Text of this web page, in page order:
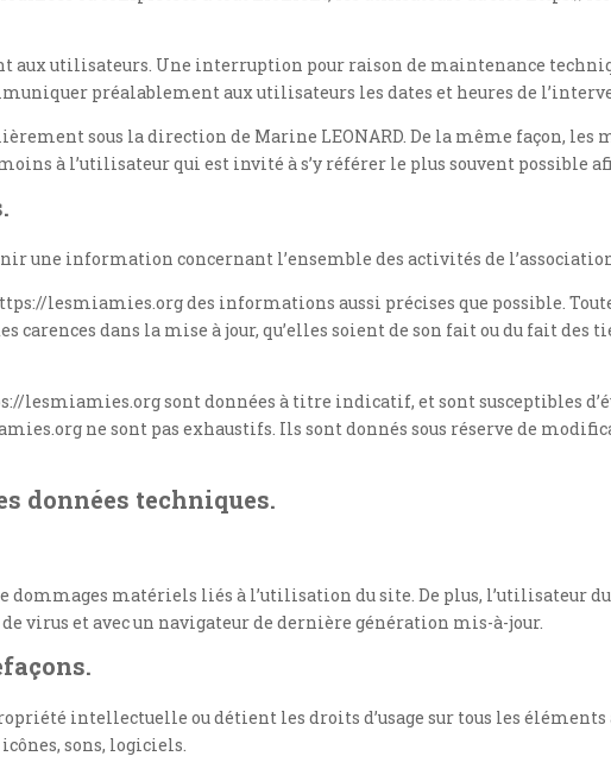
aux utilisateurs. Une interruption pour raison de maintenance
préalablement aux utilisateurs les dates et heures de
sous la direction de Marine LEONARD. De la même façon, les
à l’utilisateur qui est invité à s’y référer le plus souvent possible
une information concernant l’ensemble des activités de
lesmiamies.org des informations aussi précises que possible.
carences dans la mise à jour, qu’elles soient de son fait ou du fait des
lesmiamies.org sont données à titre indicatif, et sont susceptibles
ne sont pas exhaustifs. Ils sont donnés sous réserve de
données techniques.
matériels liés à l’utilisation du site. De plus, l’utilisateur du
virus et avec un navigateur de dernière génération mis-à-jour.
intellectuelle ou détient les droits d’usage sur tous les éléments
sons, logiciels.